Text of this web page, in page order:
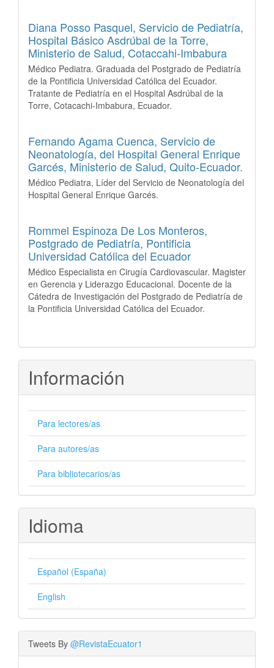
Diana Posso Pasquel, Servicio de Pediatría,
Hospital Básico Asdrúbal de la Torre,
Ministerio de Salud, Cotaccahi-Imbabura
Médico Pediatra. Graduada del Postgrado de Pediatría
de la Pontificia Universidad Católica del Ecuador.
Tratante de Pediatría en el Hospital Asdrúbal de la
Torre, Cotacachi-Imbabura, Ecuador.
Fernando Agama Cuenca, Servicio de
Neonatología, del Hospital General Enrique
Garcés, Ministerio de Salud, Quito-Ecuador.
Médico Pediatra, Líder del Servicio de Neonatología del
Hospital General Enrique Garcés.
Rommel Espinoza De Los Monteros,
Postgrado de Pediatría, Pontificia
Universidad Católica del Ecuador
Médico Especialista en Cirugía Cardiovascular. Magister
en Gerencia y Liderazgo Educacional. Docente de la
Cátedra de Investigación del Postgrado de Pediatría de
la Pontificia Universidad Católica del Ecuador.
Información
Para lectores/as
Para autores/as
Para bibliotecarios/as
Idioma
Español (España)
English
Tweets By @RevistaEcuator1